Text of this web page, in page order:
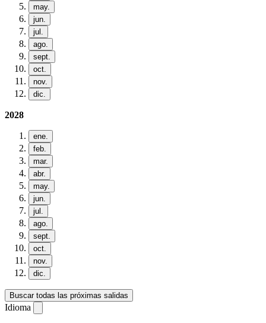
may.
jun.
jul.
ago.
sept.
oct.
nov.
dic.
2028
ene.
feb.
mar.
abr.
may.
jun.
jul.
ago.
sept.
oct.
nov.
dic.
Buscar todas las próximas salidas
Idioma